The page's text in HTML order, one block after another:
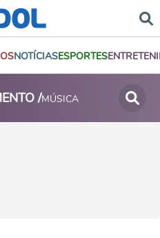
NOTÍCIASESPORTES
/MÚSICA